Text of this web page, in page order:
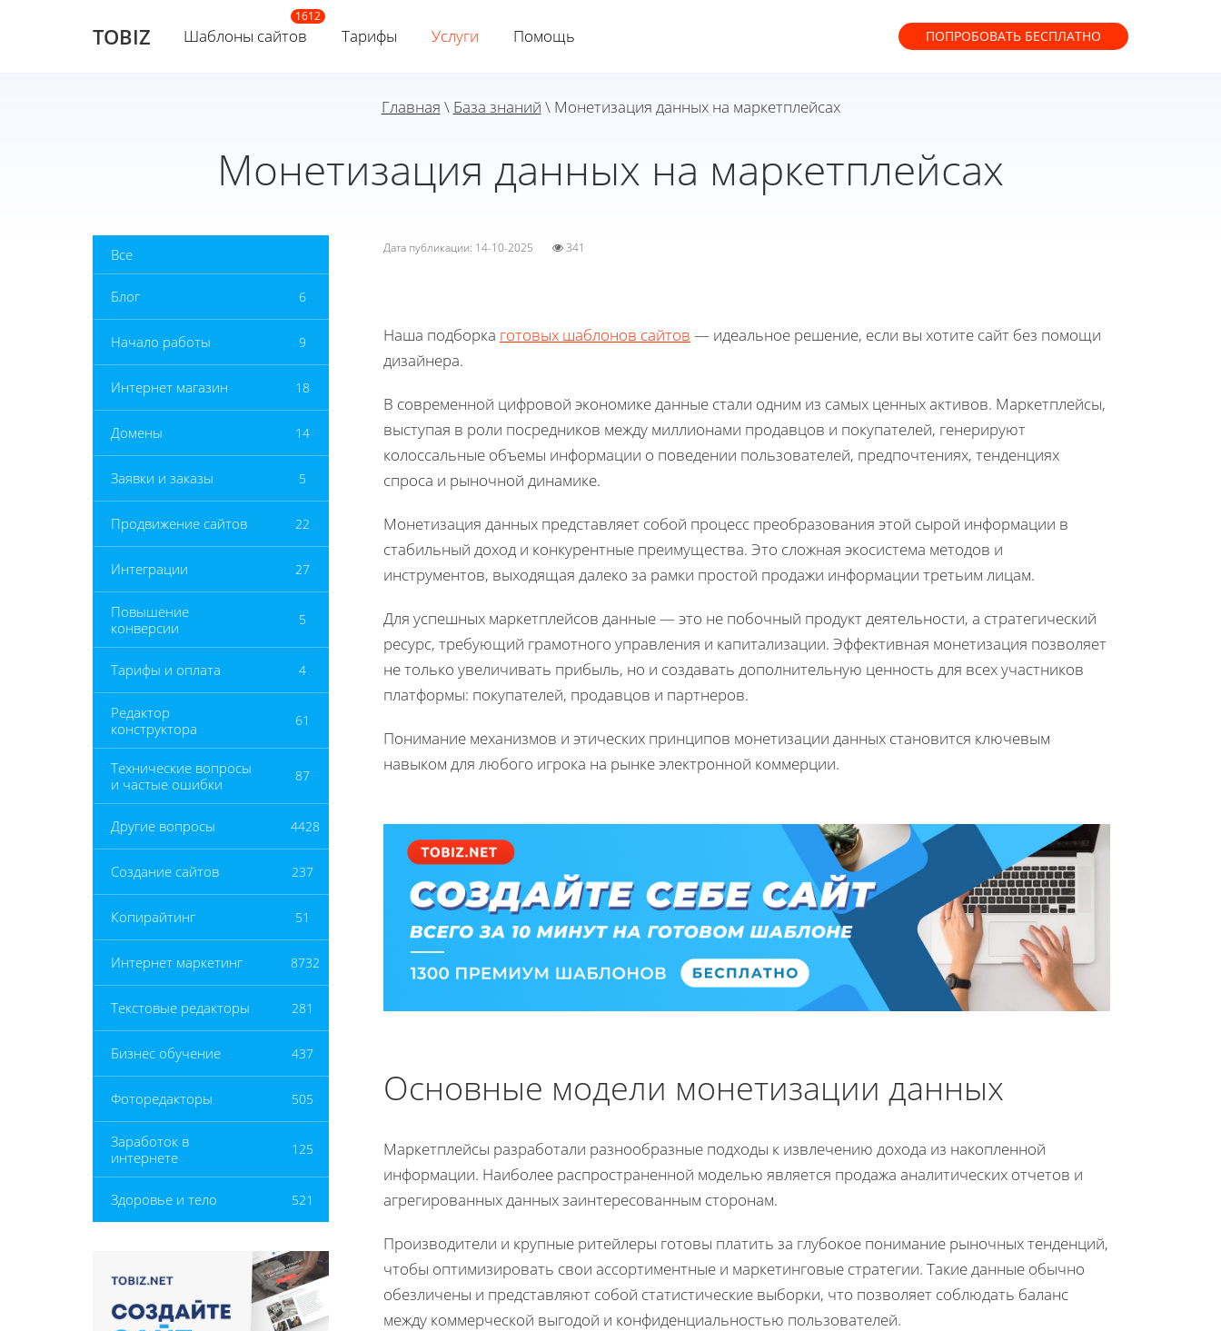
TOBIZ Шаблоны сайтов Тарифы Услуги Помощь ПОПРОБОВАТЬ БЕСПЛАТНО
Главная \ База знаний \ Монетизация данных на маркетплейсах
Монетизация данных на маркетплейсах
Все
Блог 6
Начало работы 9
Интернет магазин 18
Домены 14
Заявки и заказы 5
Продвижение сайтов 22
Интеграции 27
Повышение
конверсии
5
Тарифы и оплата 4
Редактор
конструктора
61
Технические вопросы
и частые ошибки
87
Другие вопросы 4428
Создание сайтов 237
Копирайтинг 51
Интернет маркетинг 8732
Текстовые редакторы 281
Бизнес обучение 437
Фоторедакторы 505
Заработок в
интернете
125
Здоровье и тело 521
Дата публикации: 14-10-2025 341
Наша подборка готовых шаблонов сайтов — идеальное решение, если вы хотите сайт без помощи
дизайнера.
В современной цифровой экономике данные стали одним из самых ценных активов. Маркетплейсы,
выступая в роли посредников между миллионами продавцов и покупателей, генерируют
колоссальные объемы информации о поведении пользователей, предпочтениях, тенденциях
спроса и рыночной динамике.
Монетизация данных представляет собой процесс преобразования этой сырой информации в
стабильный доход и конкурентные преимущества. Это сложная экосистема методов и
инструментов, выходящая далеко за рамки простой продажи информации третьим лицам.
Для успешных маркетплейсов данные — это не побочный продукт деятельности, а стратегический
ресурс, требующий грамотного управления и капитализации. Эффективная монетизация позволяет
не только увеличивать прибыль, но и создавать дополнительную ценность для всех участников
платформы: покупателей, продавцов и партнеров.
Понимание механизмов и этических принципов монетизации данных становится ключевым
навыком для любого игрока на рынке электронной коммерции.
Основные модели монетизации данных
Маркетплейсы разработали разнообразные подходы к извлечению дохода из накопленной
информации. Наиболее распространенной моделью является продажа аналитических отчетов и
агрегированных данных заинтересованным сторонам.
Производители и крупные ритейлеры готовы платить за глубокое понимание рыночных тенденций,
чтобы оптимизировать свои ассортиментные и маркетинговые стратегии. Такие данные обычно
обезличены и представляют собой статистические выборки, что позволяет соблюдать баланс
между коммерческой выгодой и конфиденциальностью пользователей.